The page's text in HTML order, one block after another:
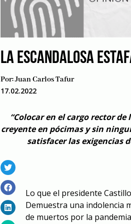
LA ESCANDALOSA
Por:Juan Carlos Tafur
17.02.2022
“Colocar en el cargo rector
creyente en pócimas y sin
satisfacer las exigencias
Lo que el presidente
Demuestra una indolencia
de muertos por la